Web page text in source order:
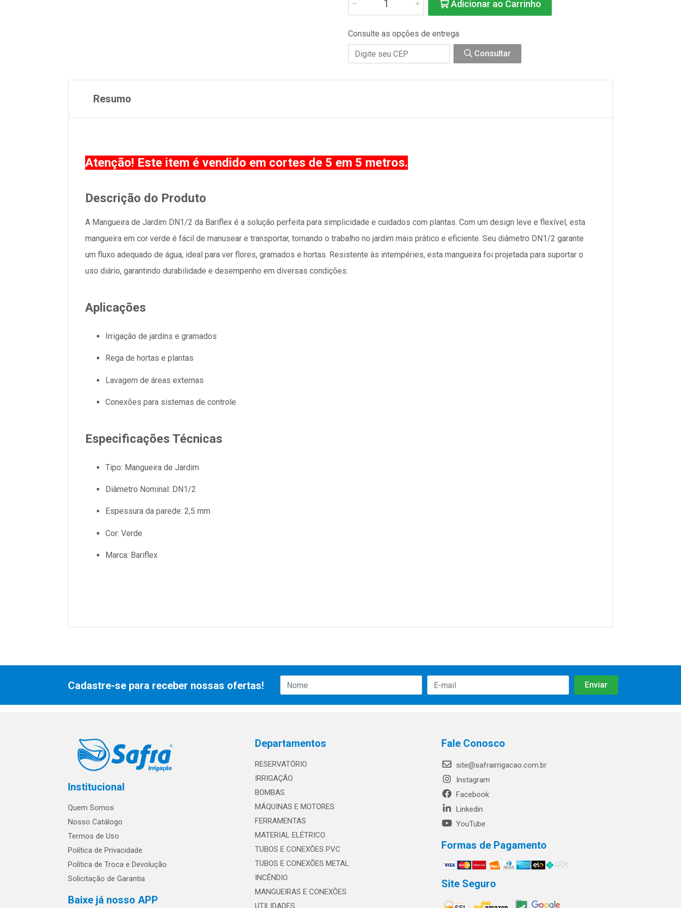
Adicionar ao Carrinho
Consulte as opções de entrega
Consultar
Resumo
Atenção! Este item é vendido em cortes de 5 em 5 metros.
Descrição do Produto
A Mangueira de Jardim DN1/2 da Bariflex é a solução perfeita para simplicidade e cuidados com plantas. Com um design leve e flexível, esta
mangueira em cor verde é fácil de manusear e transportar, tornando o trabalho no jardim mais prático e eficiente. Seu diâmetro DN1/2 garante
um fluxo adequado de água, ideal para ver flores, gramados e hortas. Resistente às intempéries, esta mangueira foi projetada para suportar o
uso diário, garantindo durabilidade e desempenho em diversas condições.
Aplicações
Irrigação de jardins e gramados
Rega de hortas e plantas
Lavagem de áreas externas
Conexões para sistemas de controle
Especificações Técnicas
Tipo: Mangueira de Jardim
Diâmetro Nominal: DN1/2
Espessura da parede: 2,5 mm
Cor: Verde
Marca: Bariflex
Cadastre-se para receber nossas ofertas!
Institucional
Quem Somos
Nosso Catálogo
Termos de Uso
Política de Privacidade
Política de Troca e Devolução
Solicitação de Garantia
Baixe já nosso APP
Departamentos
RESERVATÓRIO
IRRIGAÇÃO
BOMBAS
MÁQUINAS E MOTORES
FERRAMENTAS
MATERIAL ELÉTRICO
TUBOS E CONEXÕES PVC
TUBOS E CONEXÕES METAL
INCÊNDIO
MANGUEIRAS E CONEXÕES
UTILIDADES
Fale Conosco
site@safrairrigacao.com.br
Instagram
Facebook
Linkedin
YouTube
Formas de Pagamento
Site Seguro